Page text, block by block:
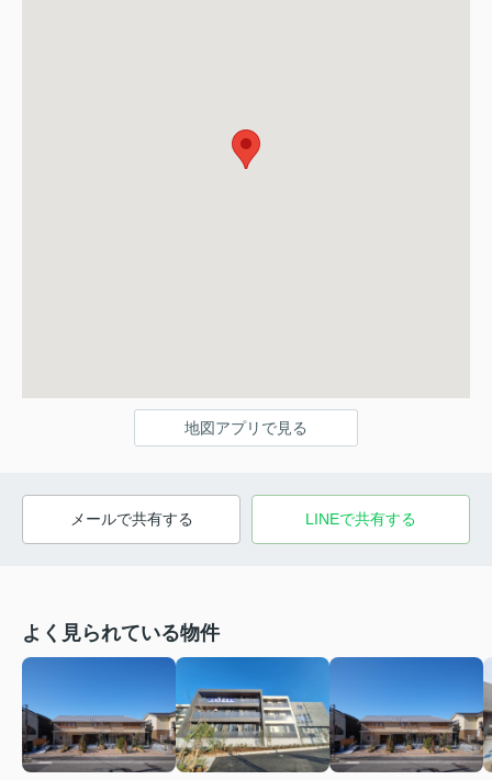
地図アプリで見る
メールで共有する LINEで共有する
よく見られている物件